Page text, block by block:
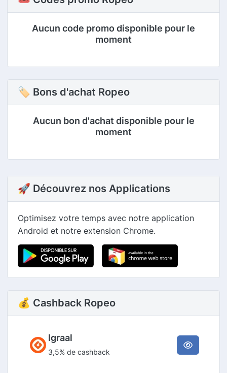
Aucun code promo disponible pour le
moment
🏷 Bons d'achat Ropeo
Aucun bon d'achat disponible pour le
moment
🚀 Découvrez nos Applications
Optimisez votre temps avec notre application
Android et notre extension Chrome.
💰 Cashback Ropeo
Igraal
3,5% de cashback